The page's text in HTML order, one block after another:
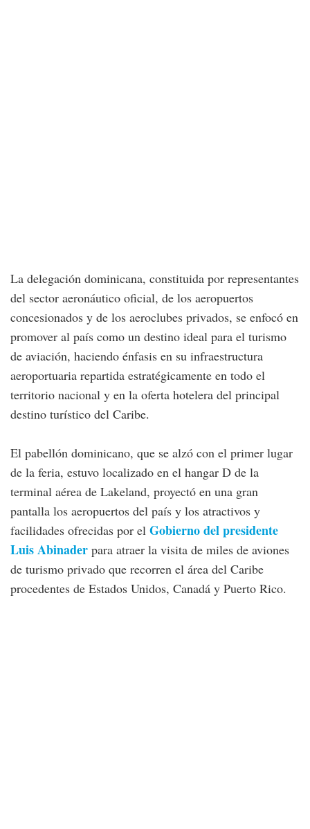
La delegación dominicana, constituida por representantes
del sector aeronáutico oficial, de los aeropuertos
concesionados y de los aeroclubes privados, se enfocó en
promover al país como un destino ideal para el turismo
de aviación, haciendo énfasis en su infraestructura
aeroportuaria repartida estratégicamente en todo el
territorio nacional y en la oferta hotelera del principal
destino turístico del Caribe.
El pabellón dominicano, que se alzó con el primer lugar
de la feria, estuvo localizado en el hangar D de la
terminal aérea de Lakeland, proyectó en una gran
pantalla los aeropuertos del país y los atractivos y
facilidades ofrecidas por el Gobierno del presidente
Luis Abinader para atraer la visita de miles de aviones
de turismo privado que recorren el área del Caribe
procedentes de Estados Unidos, Canadá y Puerto Rico.